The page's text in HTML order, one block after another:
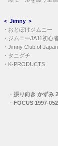
＜ Jimny ＞
・ おとぼけジムニー
・ ジムニーJA11初心
・ Jimny Club of Japan
・ タニグチ
・ K-PRODUCTS
・ 振り向き かずみ
・ FOCUS 1997-